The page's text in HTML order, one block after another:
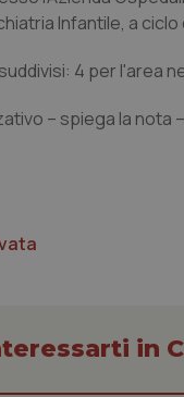
Infantile, a
4 per l'area
– spiega la
in